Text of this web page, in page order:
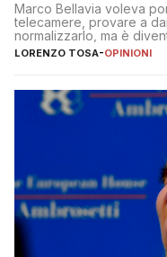
Marco Bellavia voleva
telecamere, provare a
normalizzarlo, ma è
copione
LORENZO TOSA-OPINIONI